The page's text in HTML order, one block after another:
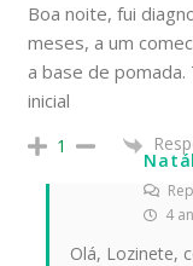
Boa noite, fui
meses, a um
a base de
inicial
1
4
Olá, Lozinete,